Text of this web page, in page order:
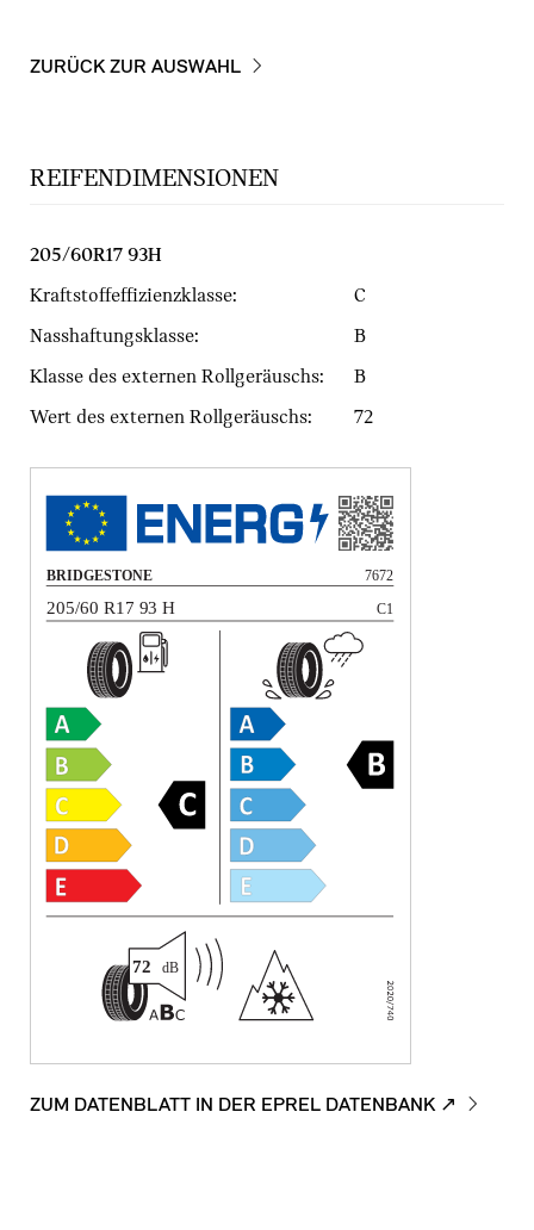
ZURÜCK ZUR AUSWAHL
REIFENDIMENSIONEN
205/60R17 93H
Kraftstoffeffizienzklasse:
C
Nasshaftungsklasse:
B
Klasse des externen Rollgeräuschs:
B
Wert des externen Rollgeräuschs:
72
ZUM DATENBLATT IN DER EPREL DATENBANK ↗